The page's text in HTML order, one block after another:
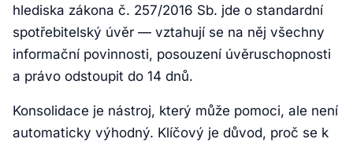
hlediska zákona č. 257/2016 Sb. jde o standardní
spotřebitelský úvěr — vztahují se na něj všechny
informační povinnosti, posouzení úvěruschopnosti
a právo odstoupit do 14 dnů.
Konsolidace je nástroj, který může pomoci, ale není
automaticky výhodný. Klíčový je důvod, proč se k